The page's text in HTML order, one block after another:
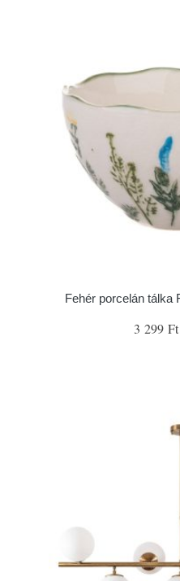
Fehér porcelán tálka
3 299 Ft